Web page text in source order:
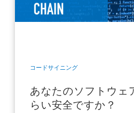
コードサイニング
あなたのソフトウェ
らい安全ですか？